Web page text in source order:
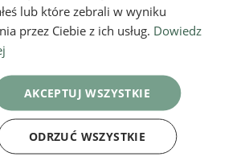
miski
lub które zebrali w wyniku
przez Ciebie z ich usług. Dowiedz
AKCEPTUJ WSZYSTKIE
ODRZUĆ WSZYSTKIE